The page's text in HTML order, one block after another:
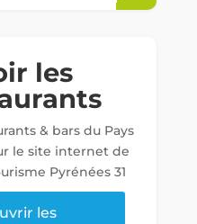
les
& bars du Pays
le site internet de
Pyrénées 31
les